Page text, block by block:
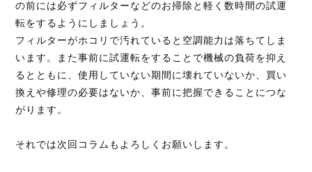
の前には必ずフィルターなどのお掃除と軽く数時間の試運
転をするようにしましょう。
フィルターがホコリで汚れていると空調能力は落ちてしま
います。また事前に試運転をすることで機械の負荷を抑え
るとともに、使用していない期間に壊れていないか、買い
換えや修理の必要はないか、事前に把握できることにつな
がります。
それでは次回コラムもよろしくお願いします。